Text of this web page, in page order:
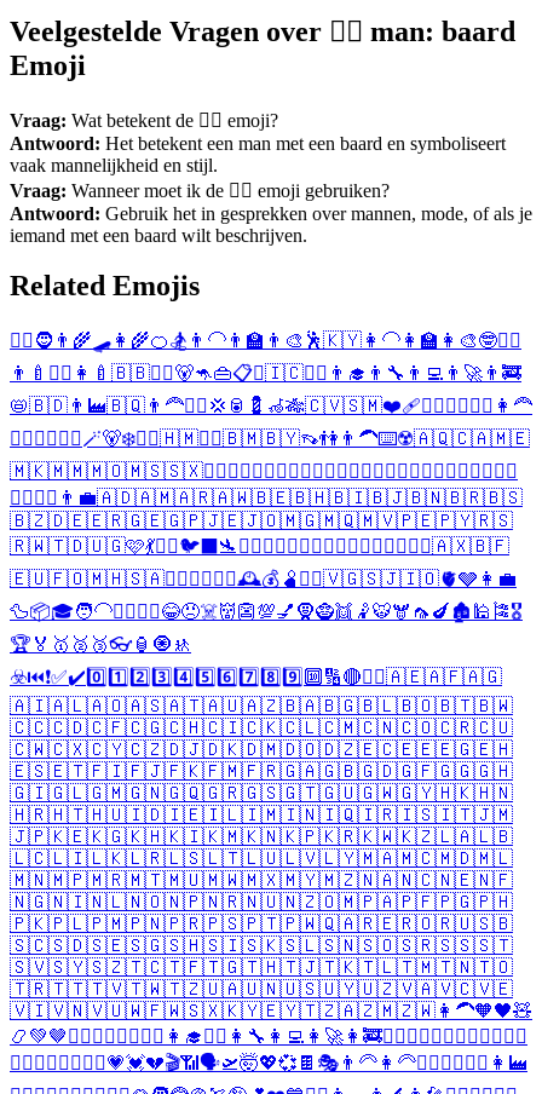
Veelgestelde Vragen over 🧔‍♂️ man: baard
Emoji
Vraag: Wat betekent de 🧔‍♂️ emoji?
Antwoord: Het betekent een man met een baard en symboliseert
vaak mannelijkheid en stijl.
Vraag: Wanneer moet ik de 🧔‍♂️ emoji gebruiken?
Antwoord: Gebruik het in gesprekken over mannen, mode, of als je
iemand met een baard wilt beschrijven.
Related Emojis
🧔‍♀️ 🧔 👨‍🌾 🛹 👩‍🌾🍊🏂 👨‍🦲 👨‍🏫 👨‍🎨 🕺🇰🇾 👩‍🦲 👩‍🏫 👩‍🎨🤓💂‍♂️
👨‍🍼 💂‍♀️ 👩‍🍼 🇧🇧👳‍♂️🐻🦘👜📋♋🇮🇨👳‍♀️ 👨‍🎓 👨‍🔧 👨‍💻 👨‍🚀 👨‍🚒
📛🇧🇩 👨‍🏭🇧🇶 👨‍🦰👱‍♂️ 💢 🥫 💈 🦽🎋🇨🇻🇸🇲❤️‍🩹🧍‍♂️ 🤸‍♂️ 🧟‍♂️ 👩‍🦰
👱‍♀️ 🧍‍♀️ 🤸‍♀️ 🪄🐻‍❄️👨‍⚕️🇭🇲👩‍⚕️🇧🇲🇧🇾👡👫 👨‍🦱⌨️☢️🇦🇶🇨🇦🇲🇪
🇲🇰🇲🇲🇲🇴🇲🇸🇸🇽🙍‍♂️ 🙇‍♂️ 🤦‍♂️ 🤷‍♂️ 👨‍⚖️ 🕵️‍♂️ 🧙‍♂️ 🧚‍♂️ 🧛‍♂️ 🧝‍♂️ 🧞‍♂️ 🚶‍♂️ 🏃‍♂️
🏄‍♂️ 🚴‍♂️ 👨‍💼🇦🇩🇦🇲🇦🇷🇦🇼🇧🇪🇧🇭🇧🇮🇧🇯🇧🇳🇧🇷🇧🇸
🇧🇿🇩🇪🇪🇷🇬🇪🇬🇵🇯🇪🇯🇴🇲🇬🇲🇶🇲🇻🇵🇪🇵🇾🇷🇸
🇷🇼🇹🇩🇺🇬🩷💃🧟‍♀️🐦‍⬛ 🛬 🙅‍♂️ 🙆‍♂️ 🙋‍♂️ 💆‍♂️ 💇‍♂️ 🚣‍♂️ ⛹️‍♂️ 🤾‍♂️🇦🇽🇧🇫
🇪🇺🇫🇴🇲🇭🇸🇦🦸‍♂️ 🦹‍♂️ 🧎‍♂️🕰️💰 🫄 🤽‍♂️🇻🇬🇸🇯🇮🇴🫀🩶 👩‍💼
🦆📦🎓🧑‍🦲🤵‍♂️ 👰‍♂️😂😠☠️👹👺💯💅 🧕🧌👯 🤾🐯🫎 🦟 🍆 🏚️ 🕌 🎏🎖️
🏆 🏅 🥇 🥈 🥉👓🏮 🧿 🚸
☣️⏮️❗✅✔️ 0️⃣ 1️⃣ 2️⃣ 3️⃣ 4️⃣ 5️⃣ 6️⃣ 7️⃣ 8️⃣ 9️⃣ 🔟 🔢🔴🏴‍☠️🇦🇪🇦🇫🇦🇬
🇦🇮🇦🇱🇦🇴🇦🇸🇦🇹🇦🇺🇦🇿🇧🇦🇧🇬🇧🇱🇧🇴🇧🇹🇧🇼
🇨🇨🇨🇩🇨🇫🇨🇬🇨🇭🇨🇮🇨🇰🇨🇱🇨🇲🇨🇳🇨🇴🇨🇷🇨🇺
🇨🇼🇨🇽🇨🇾🇨🇿🇩🇯🇩🇰🇩🇲🇩🇴🇩🇿🇪🇨🇪🇪🇪🇬🇪🇭
🇪🇸🇪🇹🇫🇮🇫🇯🇫🇰🇫🇲🇫🇷🇬🇦🇬🇧🇬🇩🇬🇫🇬🇬🇬🇭
🇬🇮🇬🇱🇬🇲🇬🇳🇬🇶🇬🇷🇬🇸🇬🇹🇬🇺🇬🇼🇬🇾🇭🇰🇭🇳
🇭🇷🇭🇹🇭🇺🇮🇩🇮🇪🇮🇱🇮🇲🇮🇳🇮🇶🇮🇷🇮🇸🇮🇹🇯🇲
🇯🇵🇰🇪🇰🇬🇰🇭🇰🇮🇰🇲🇰🇳🇰🇵🇰🇷🇰🇼🇰🇿🇱🇦🇱🇧
🇱🇨🇱🇮🇱🇰🇱🇷🇱🇸🇱🇹🇱🇺🇱🇻🇱🇾🇲🇦🇲🇨🇲🇩🇲🇱
🇲🇳🇲🇵🇲🇷🇲🇹🇲🇺🇲🇼🇲🇽🇲🇾🇲🇿🇳🇦🇳🇨🇳🇪🇳🇫
🇳🇬🇳🇮🇳🇱🇳🇴🇳🇵🇳🇷🇳🇺🇳🇿🇴🇲🇵🇦🇵🇫🇵🇬🇵🇭
🇵🇰🇵🇱🇵🇲🇵🇳🇵🇷🇵🇸🇵🇹🇵🇼🇶🇦🇷🇪🇷🇴🇷🇺🇸🇧
🇸🇨🇸🇩🇸🇪🇸🇬🇸🇭🇸🇮🇸🇰🇸🇱🇸🇳🇸🇴🇸🇷🇸🇸🇸🇹
🇸🇻🇸🇾🇸🇿🇹🇨🇹🇫🇹🇬🇹🇭🇹🇯🇹🇰🇹🇱🇹🇲🇹🇳🇹🇴
🇹🇷🇹🇹🇹🇻🇹🇼🇹🇿🇺🇦🇺🇳🇺🇸🇺🇾🇺🇿🇻🇦🇻🇨🇻🇪
🇻🇮🇻🇳🇻🇺🇼🇫🇼🇸🇽🇰🇾🇪🇾🇹🇿🇦🇿🇲🇿🇼 👩‍🦱🧡🖤🧸
📿 💚🤎 🙍‍♀️ 🙇‍♀️ 🤦‍♀️ 🤷‍♀️ 👩‍🎓 👩‍⚖️ 👩‍🔧 👩‍💻 👩‍🚀 👩‍🚒🕵️‍♀️ 🧙‍♀️ 🧚‍♀️ 🧛‍♀️ 🧝‍♀️ 🧞‍♀️
🚶‍♀️ 🏃‍♀️ 🏄‍♀️ 🚴‍♀️💗💓💔🎬📶 🗣️🛫🤯💖💞 🍫 🎭 👨‍🦳 👩‍🦳🙅‍♀️ 🙆‍♀️ 🙋‍♀️ 👩‍🏭